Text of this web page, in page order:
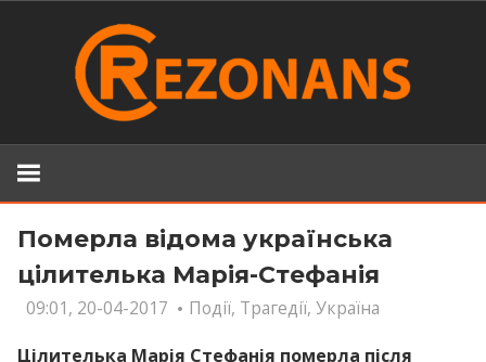
Померла відома українська
цілителька Марія-Стефанія
09:01, 20-04-2017 Події, Трагедії,Україна
Цілителька Марія Стефанія померла після